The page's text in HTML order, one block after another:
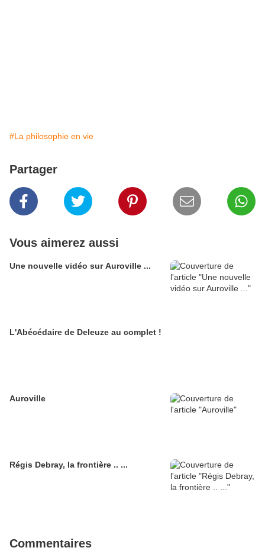
#La philosophie en vie
Partager
Vous aimerez aussi
Une nouvelle vidéo sur Auroville ...
L'Abécédaire de Deleuze au complet !
Auroville
Régis Debray, la frontière .. ...
Commentaires